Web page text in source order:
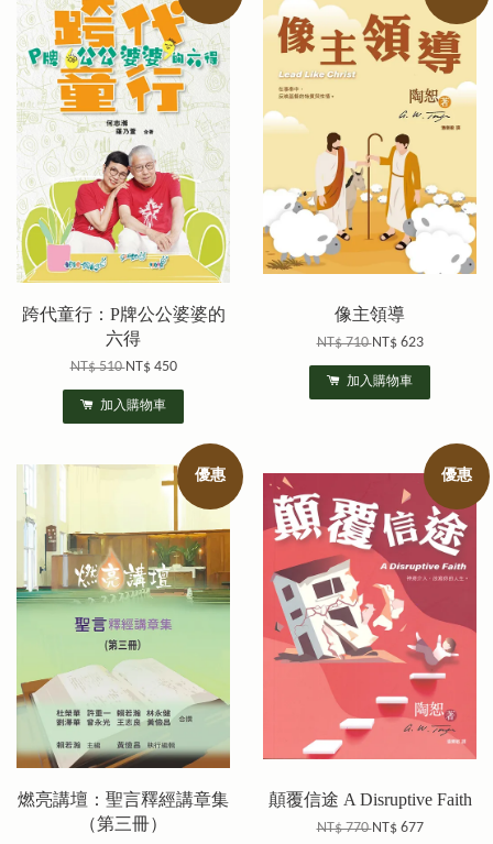
跨代童行：P牌公公婆婆的
六得
NT$ 510NT$ 450
加入購物車
像主領導
NT$ 710NT$ 623
加入購物車
優惠
燃亮講壇：聖言釋經講章集
（第三冊）
優惠
顛覆信途 A Disruptive Faith
NT$ 770NT$ 677